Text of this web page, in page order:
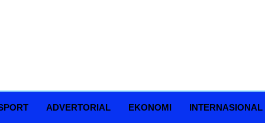
ADVERTORIAL EKONOMI INTERNASIONAL